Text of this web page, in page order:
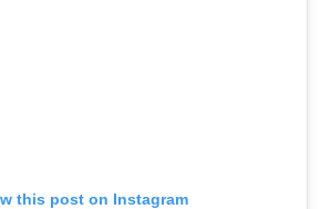
this post on Instagram